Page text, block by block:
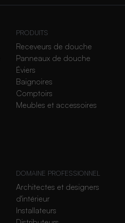
PRODUITS
Receveurs de douche
Panneaux de douche
Éviers
Baignoires
Comptoirs
Meubles et accessoires
DOMAINE PROFESSIONNEL
Architectes et designers
d'intérieur
Installateurs